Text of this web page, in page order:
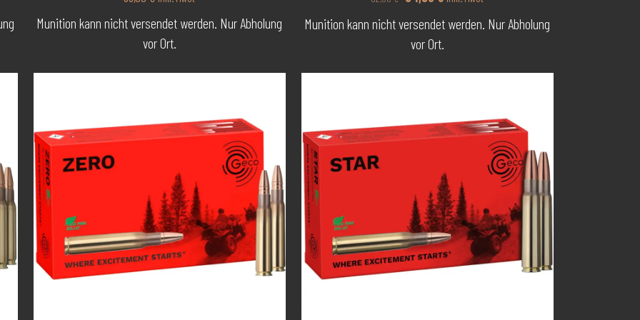
Wiederladen(7)
Munition kann nicht versendet werden. Nur Abholung
vor Ort.
Preis
Munition kann nicht versendet werden. Nur Abholung
vor Ort.